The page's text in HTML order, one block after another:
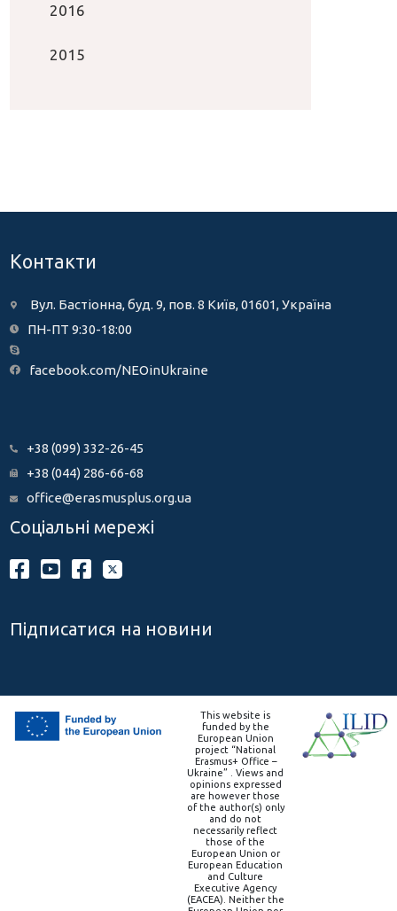
2016
2015
Контакти
Вул. Бастіонна, буд. 9, пов. 8 Київ, 01601, Україна
ПН-ПТ 9:30-18:00
facebook.com/NEOinUkraine
+38 (099) 332-26-45
+38 (044) 286-66-68
office@erasmusplus.org.ua
Соціальні мережі
Підписатися на новини
This website is
funded by the
European Union
project “National
Erasmus+ Office –
Ukraine” . Views and
opinions expressed
are however those
of the author(s) only
and do not
necessarily reflect
those of the
European Union or
European Education
and Culture
Executive Agency
(EACEA). Neither the